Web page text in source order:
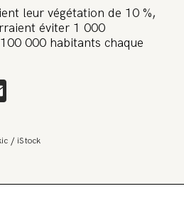
leur végétation de 10 %,
éviter 1 000
000 habitants chaque
/ iStock